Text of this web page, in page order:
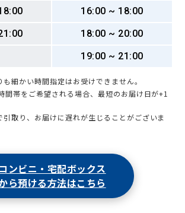
16:00 ~ 18:00
18:00 ~ 20:00
19:00 ~ 21:00
細かい時間指定はお受けできません。
帯をご希望される場合、最短のお届け日が+1
取り、お届けに遅れが生じることがございま
コンビニ・宅配ボックス
ら預ける方法はこちら